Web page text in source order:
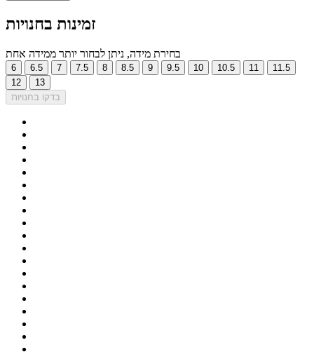
זמינות בחנויות
בחירת מידה, ניתן לבחור יותר ממידה אחת
6 6.5 7 7.5 8 8.5 9 9.5 10 10.5 11
11.5
12
13
בדקו בחנויות